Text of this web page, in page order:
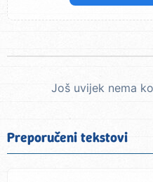
Još uvijek nema
Preporučeni tekstovi